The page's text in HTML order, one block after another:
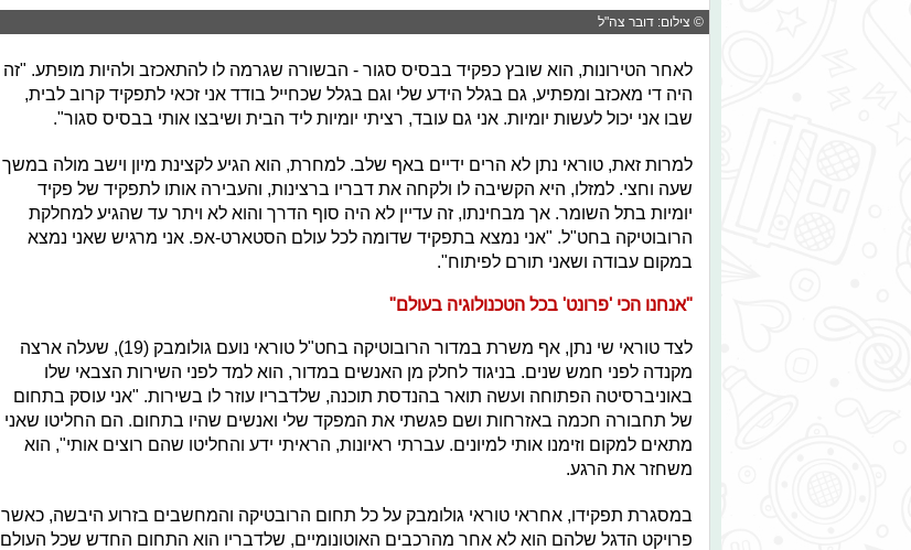
© צילום: דובר צה"ל
לאחר הטירונות, הוא שובץ כפקיד בבסיס סגור - הבשורה שגרמה לו להתאכזב ולהיות מופתע. "זה
היה די מאכזב ומפתיע, גם בגלל הידע שלי וגם בגלל שכחייל בודד אני זכאי לתפקיד קרוב לבית,
שבו אני יכול לעשות יומיות. אני גם עובד, רציתי יומיות ליד הבית ושיבצו אותי בבסיס סגור".
למרות זאת, טוראי נתן לא הרים ידיים באף שלב. למחרת, הוא הגיע לקצינת מיון וישב מולה במשך
שעה וחצי. למזלו, היא הקשיבה לו ולקחה את דבריו ברצינות, והעבירה אותו לתפקיד של פקיד
יומיות בתל השומר. אך מבחינתו, זה עדיין לא היה סוף הדרך והוא לא ויתר עד שהגיע למחלקת
הרובוטיקה בחט"ל. "אני נמצא בתפקיד שדומה לכל עולם הסטארט-אפ. אני מרגיש שאני נמצא
במקום עבודה ושאני תורם לפיתוח".
"אנחנו הכי 'פרונט' בכל הטכנולוגיה בעולם"
לצד טוראי שי נתן, אף משרת במדור הרובוטיקה בחט"ל טוראי נועם גולומבק (19), שעלה ארצה
מקנדה לפני חמש שנים. בניגוד לחלק מן האנשים במדור, הוא למד לפני השירות הצבאי שלו
באוניברסיטה הפתוחה ועשה תואר בהנדסת תוכנה, שלדבריו עוזר לו בשירות. "אני עוסק בתחום
של תחבורה חכמה באזרחות ושם פגשתי את המפקד שלי ואנשים שהיו בתחום. הם החליטו שאני
מתאים למקום וזימנו אותי למיונים. עברתי ראיונות, הראיתי ידע והחליטו שהם רוצים אותי", הוא
משחזר את הרגע.
במסגרת תפקידו, אחראי טוראי גולומבק על כל תחום הרובטיקה והמחשבים בזרוע היבשה, כאשר
פרויקט הדגל שלהם הוא לא אחר מהרכבים האוטונומיים, שלדבריו הוא התחום החדש שכל העולם